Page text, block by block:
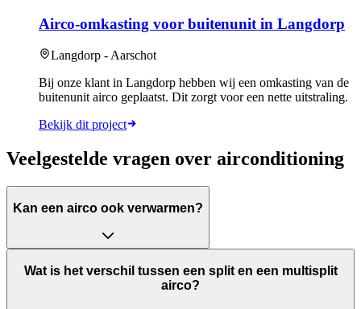
Airco-omkasting voor buitenunit in Langdorp
Langdorp - Aarschot
Bij onze klant in Langdorp hebben wij een omkasting van de
buitenunit airco geplaatst. Dit zorgt voor een nette uitstraling.
Bekijk dit project
Veelgestelde vragen over airconditioning
Kan een airco ook verwarmen?
Wat is het verschil tussen een split en een multisplit
airco?